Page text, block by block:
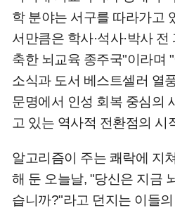
학 분야는 서구를 따라가고
서만큼은 학사·석사·박사
축한 뇌교육 종주국"이라며
소식과 도서 베스트셀러 열
문명에서 인성 회복 중심의
고 있는 역사적 전환점의 시
알고리즘이 주는 쾌락에 지
해 둔 오늘날, "당신은 지금
습니까?"라고 던지는 이들